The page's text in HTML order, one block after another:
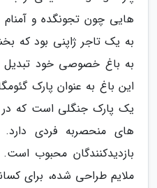
هایی چون تجونگده و
به باغ خصوصی خود تبدیل
این باغ به عنوان پارک
یک پارک جنگلی است که در
های منحصربه فردی
بازدیدکنندگان محبوب
ملایم طراحی شده، برای